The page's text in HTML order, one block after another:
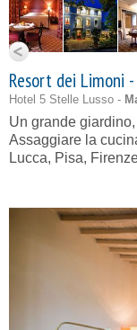
Resort dei Limoni -
Hotel 5 Stelle Lusso -
Un grande
Assaggiare la
Lucca, Pisa,